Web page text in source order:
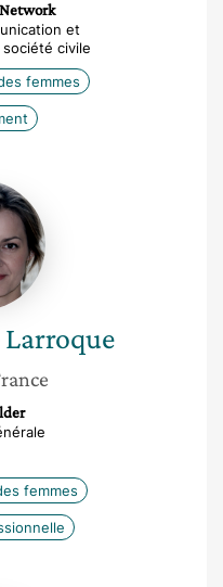
et
civile
femmes
Larroque
femmes